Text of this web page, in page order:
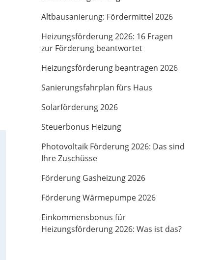
Altbausanierung: Fördermittel 2026
Heizungsförderung 2026: 16 Fragen
zur Förderung beantwortet
Heizungsförderung beantragen 2026
Sanierungsfahrplan fürs Haus
Solarförderung 2026
Steuerbonus Heizung
Photovoltaik Förderung 2026: Das sind
Ihre Zuschüsse
Förderung Gasheizung 2026
Förderung Wärmepumpe 2026
Einkommensbonus für
Heizungsförderung 2026: Was ist das?